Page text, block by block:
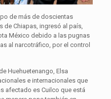
de más de doscientas
de Chiapas, ingresó al país,
México debido a las pugnas
al narcotráfico, por el control
Huehuetenango, Elsa
e internacionales que
afectado es Cuilco que está